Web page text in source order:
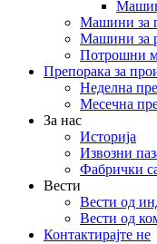
Машини за
Машини за
Потрошни
Препорака за
Неделна
Месечна
За нас
Историја
Извозни
Фабрички
Вести
Вести од
Вести од
Контактирајте не